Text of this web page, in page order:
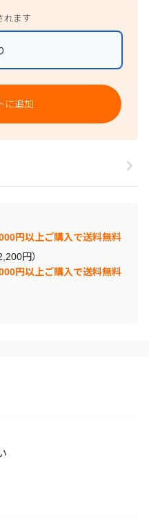
れます
に追加
円以上ご購入で送料無料
円）
円以上ご購入で送料無料